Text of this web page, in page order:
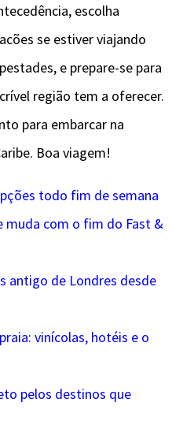
escolha
se estiver viajando
e prepare-se para
região tem a oferecer.
para embarcar na
Boa viagem!
todo fim de semana
muda com o fim do Fast &
antigo de Londres desde
vinícolas, hotéis e o
pelos destinos que